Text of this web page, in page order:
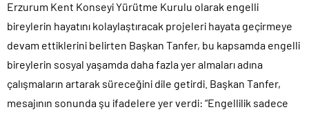
Erzurum Kent Konseyi Yürütme Kurulu olarak engelli
bireylerin hayatını kolaylaştıracak projeleri hayata geçirmeye
devam ettiklerini belirten Başkan Tanfer, bu kapsamda engelli
bireylerin sosyal yaşamda daha fazla yer almaları adına
çalışmaların artarak süreceğini dile getirdi. Başkan Tanfer,
mesajının sonunda şu ifadelere yer verdi: “Engellilik sadece